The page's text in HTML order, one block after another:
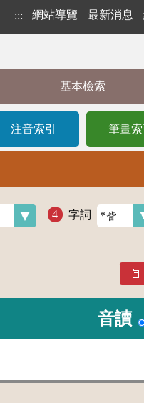
::: 網站導覽 最新消息
基本檢索
注音索引 筆畫索
字詞
音讀